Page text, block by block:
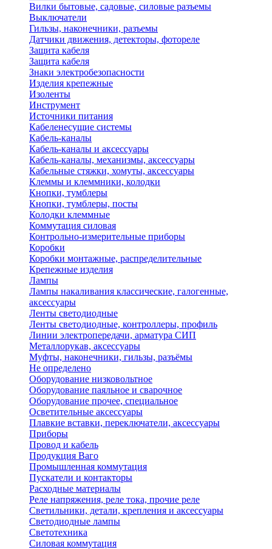
Вилки бытовые, садовые, силовые разъемы
Выключатели
Гильзы, наконечники, разъемы
Датчики движения, детекторы, фотореле
Защита кабеля
Защита кабеля
Знаки электробезопасности
Изделия крепежные
Изоленты
Инструмент
Источники питания
Кабеленесущие системы
Кабель-каналы
Кабель-каналы и аксессуары
Кабель-каналы, механизмы, аксессуары
Кабельные стяжки, хомуты, аксессуары
Клеммы и клеммники, колодки
Кнопки, тумблеры
Кнопки, тумблеры, посты
Колодки клеммные
Коммутация силовая
Контрольно-измерительные приборы
Коробки
Коробки монтажные, распределительные
Крепежные изделия
Лампы
Лампы накаливания классические, галогенные,
аксессуары
Ленты светодиодные
Ленты светодиодные, контроллеры, профиль
Линии электропередачи, арматура СИП
Металлорукав, аксессуары
Муфты, наконечники, гильзы, разъёмы
Не определено
Оборудование низковольтное
Оборудование паяльное и сварочное
Оборудование прочее, специальное
Осветительные аксессуары
Плавкие вставки, переключатели, аксессуары
Приборы
Провод и кабель
Продукция Ваго
Промышленная коммутация
Пускатели и контакторы
Расходные материалы
Реле напряжения, реле тока, прочие реле
Светильники, детали, крепления и аксессуары
Светодиодные лампы
Светотехника
Силовая коммутация